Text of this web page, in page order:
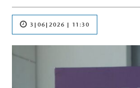
3|06|2026 | 11:30